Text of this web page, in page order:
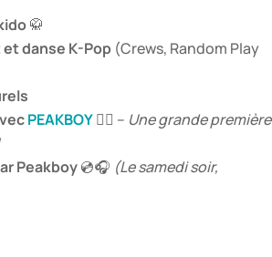
🥋
danse K-Pop(Crews, Random Play
PEAKBOY✍🏻 – Une grande première
Peakboy💿🎧 (Le samedi soir,